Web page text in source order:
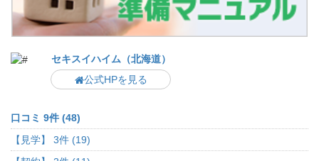
セキスイハイム（北海道）
公式HPを見る
口コミ 9件 (48)
【見学】 3件 (19)